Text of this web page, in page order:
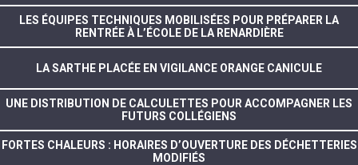
LES ÉQUIPES TECHNIQUES MOBILISÉES POUR PRÉPARER LA
RENTRÉE À L’ÉCOLE DE LA RENARDIÈRE
LA SARTHE PLACÉE EN VIGILANCE ORANGE CANICULE
UNE DISTRIBUTION DE CALCULETTES POUR ACCOMPAGNER LES
FUTURS COLLÉGIENS
FORTES CHALEURS : HORAIRES D’OUVERTURE DES DÉCHETTERIES
MODIFIÉS